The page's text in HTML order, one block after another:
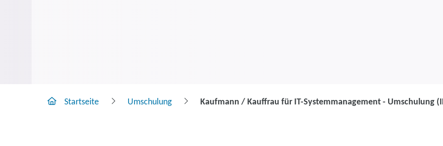
Startseite Umschulung Kaufmann / Kauffrau für IT-Systemmanagement - Umschulung